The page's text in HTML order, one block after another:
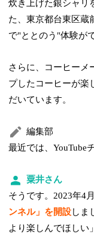
炊き上げた銀シャリ
た、東京都台東区蔵
で"ととのう"体験が
さらに、コーヒーメ
プしたコーヒーが楽
だいています。
編集部
最近では、YouTube
粟井さん
そうです。2023年4
ンネル」を開設しま
より楽しんでほしい